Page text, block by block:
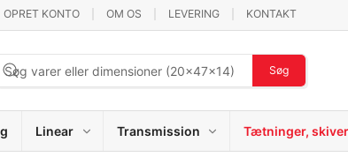
OPRET KONTO OM OS LEVERING KONTAKT
Søg
Linear Transmission Tætninger,